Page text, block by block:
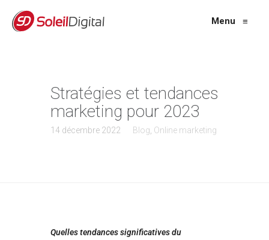
Menu ≡
Stratégies et tendances
marketing pour 2023
14 décembre 2022 Blog Online marketing
Quelles tendances significatives du